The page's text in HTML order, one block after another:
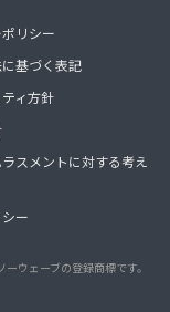
リシー
基づく表記
ィ方針
スメントに対する考え
ー
ーウェーブの登録商標です。